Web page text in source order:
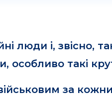
люди і, звісно,
особливо такі
за